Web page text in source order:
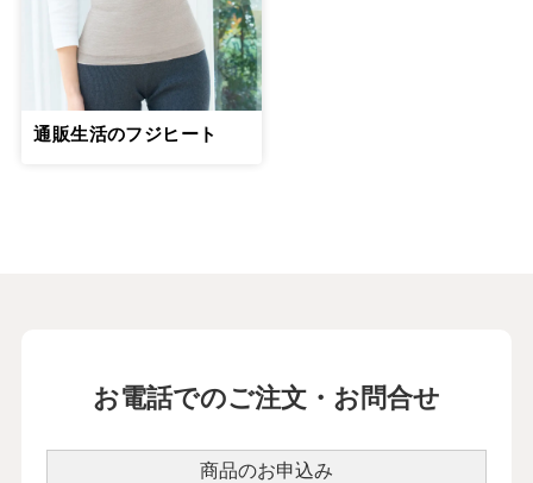
通販生活のフジヒート
お電話でのご注文・お問合せ
商品のお申込み